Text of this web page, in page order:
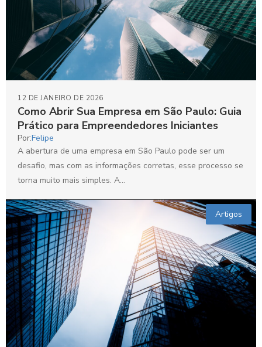
Como Abrir Sua Empresa em São Paulo: Guia
Prático para Empreendedores Iniciantes
12 DE JANEIRO DE 2026
Por:Felipe
A abertura de uma empresa em São Paulo pode ser um
desafio, mas com as informações corretas, esse processo se
torna muito mais simples. A...
Artigos